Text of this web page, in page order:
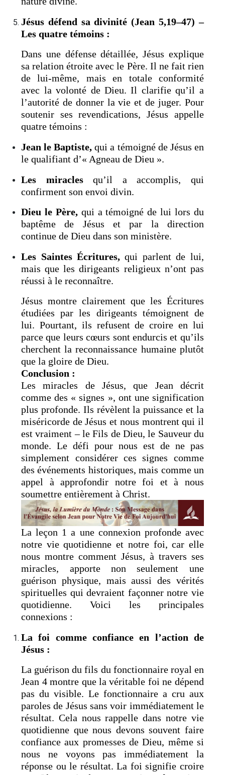
Jésus défend sa divinité (Jean 5,19–47) –
Les quatre témoins :
Dans une défense détaillée, Jésus explique
sa relation étroite avec le Père. Il ne fait rien
de lui-même, mais en totale conformité
avec la volonté de Dieu. Il clarifie qu’il a
l’autorité de donner la vie et de juger. Pour
soutenir ses revendications, Jésus appelle
quatre témoins :
Jean le Baptiste, qui a témoigné de Jésus en
le qualifiant d’« Agneau de Dieu ».
Les miraclesqu’il a accomplis, qui
confirment son envoi divin.
Dieu le Père,qui a témoigné de lui lors du
baptême de Jésus et par la direction
continue de Dieu dans son ministère.
Les Saintes Écritures, qui parlent de lui,
mais que les dirigeants religieux n’ont pas
réussi à le reconnaître.
Jésus montre clairement que les Écritures
étudiées par les dirigeants témoignent de
lui. Pourtant, ils refusent de croire en lui
parce que leurs cœurs sont endurcis et qu’ils
cherchent la reconnaissance humaine plutôt
que la gloire de Dieu.
Conclusion :
Les miracles de Jésus, que Jean décrit
comme des « signes », ont une signification
plus profonde. Ils révèlent la puissance et la
miséricorde de Jésus et nous montrent qui il
est vraiment – le Fils de Dieu, le Sauveur du
monde. Le défi pour nous est de ne pas
simplement considérer ces signes comme
des événements historiques, mais comme un
appel à approfondir notre foi et à nous
soumettre entièrement à Christ.
La leçon 1 a une connexion profonde avec
notre vie quotidienne et notre foi, car elle
nous montre comment Jésus, à travers ses
miracles, apporte non seulement une
guérison physique, mais aussi des vérités
spirituelles qui devraient façonner notre vie
quotidienne. Voici les principales
connexions :
La foi comme confiance en l’action de
Jésus :
La guérison du fils du fonctionnaire royal en
Jean 4 montre que la véritable foi ne dépend
pas du visible. Le fonctionnaire a cru aux
paroles de Jésus sans voir immédiatement le
résultat. Cela nous rappelle dans notre vie
quotidienne que nous devons souvent faire
confiance aux promesses de Dieu, même si
nous ne voyons pas immédiatement la
réponse ou le résultat. La foi signifie croire